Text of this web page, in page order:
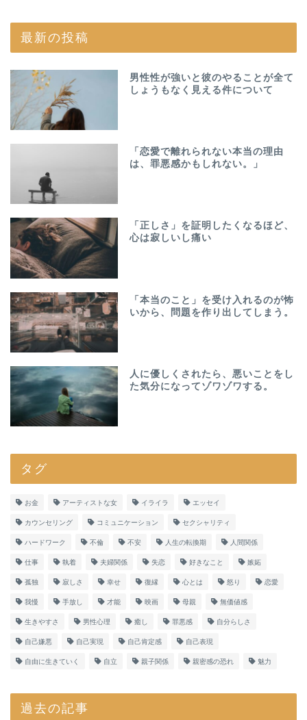
最新の投稿
男性性が強いと彼のやることが全て
しょうもなく見える件について
「恋愛で離れられない本当の理由
は、罪悪感かもしれない。」
「正しさ」を証明したくなるほど、
心は寂しいし痛い
「本当のこと」を受け入れるのが怖
いから、問題を作り出してしまう。
人に優しくされたら、悪いことをし
た気分になってゾワゾワする。
タグ
お金 アーティストな女 イライラ エッセイ
カウンセリング コミュニケーション セクシャリティ
ハードワーク 不倫 不安 人生の転換期 人間関係
仕事 執着 夫婦関係 失恋 好きなこと 嫉妬
孤独 寂しさ 幸せ 復縁 心とは 怒り 恋愛
我慢 手放し 才能 映画 母親 無価値感
生きやすさ 男性心理 癒し 罪悪感 自分らしさ
自己嫌悪 自己実現 自己肯定感 自己表現
自由に生きていく 自立 親子関係 親密感の恐れ 魅力
過去の記事